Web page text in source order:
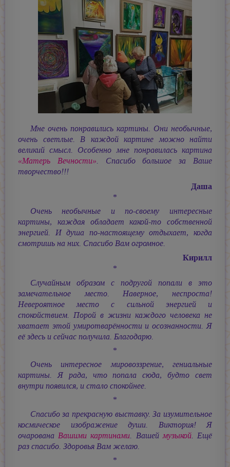
Мне очень понравились картины. Они необычные,
очень светлые. В каждой картине можно найти
великий смысл. Особенно мне понравилась картина
«Матерь Вечности». Спасибо большое за Ваше
творчество!!!
Даша
*
Очень необычные и по-своему интересные
картины, каждая обладает какой-то собственной
энергией. И душа по-настоящему отдыхает, когда
смотришь на них. Спасибо Вам огромное.
Кирилл
*
Случайным образом с подругой попали в это
замечательное место. Наверное, неспроста!
Невероятное место с сильной энергией и
спокойствием. Порой в жизни каждого человека не
хватает этой умиротварённости и осознанности. Я
её здесь и сейчас получила. Благодарю.
*
Очень интересное мировоззрение, гениальные
картины. Я рада, что попала сюда, будто свет
внутри появился, и стало спокойнее.
*
Спасибо за прекрасную выставку. За изумительное
космическое изображение души. Виктория! Я
очарованаВашими картинами. Вашеймузыкой. Ещё
раз спасибо. Здоровья Вам желаю.
*